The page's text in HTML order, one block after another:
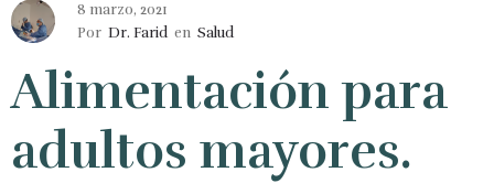
8 marzo, 2021
Por Dr. Farid en Salud
Alimentación para
adultos mayores.